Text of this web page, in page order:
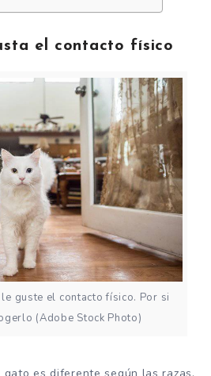
el contacto físico
guste el contacto físico. Por si
(Adobe Stock Photo)